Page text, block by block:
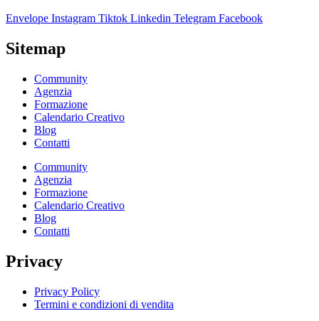
Envelope Instagram Tiktok Linkedin Telegram Facebook
Sitemap
Community
Agenzia
Formazione
Calendario Creativo
Blog
Contatti
Community
Agenzia
Formazione
Calendario Creativo
Blog
Contatti
Privacy
Privacy Policy
Termini e condizioni di vendita